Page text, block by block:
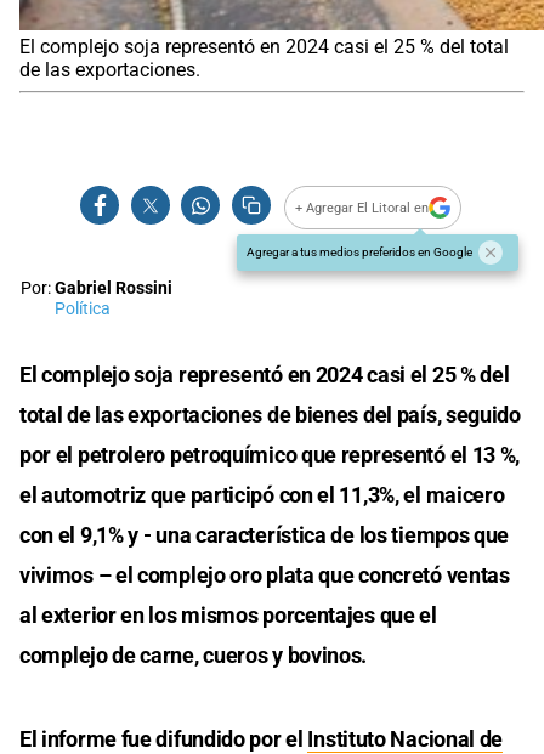
El complejo soja representó en 2024 casi el 25 % del total
de las exportaciones.
+ Agregar El Litoral en
Agregar a tus medios preferidos en Google
Por:Gabriel Rossini
Política
El complejo soja representó en 2024 casi el 25 % del
total de las exportaciones de bienes del país, seguido
por el petrolero petroquímico que representó el 13 %,
el automotriz que participó con el 11,3%, el maicero
con el 9,1% y - una característica de los tiempos que
vivimos – el complejo oro plata que concretó ventas
al exterior en los mismos porcentajes que el
complejo de carne, cueros y bovinos.
El informe fue difundido por el Instituto Nacional de